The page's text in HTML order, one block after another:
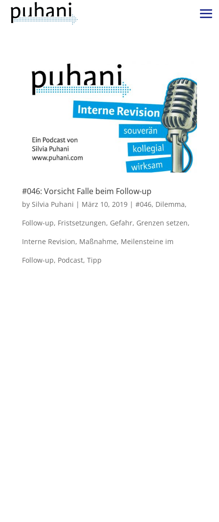
#046: Vorsicht Falle beim Follow-up
by Silvia Puhani | März 10, 2019| #046, Dilemma,
Follow-up, Fristsetzungen, Gefahr, Grenzen setzen,
Interne Revision, Maßnahme, Meilensteine im
Follow-up, Podcast, Tipp